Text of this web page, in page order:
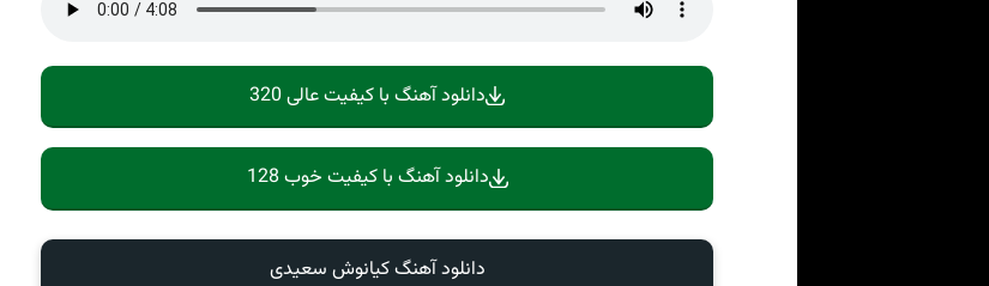
دانلود آهنگ با کیفیت عالی 320
دانلود آهنگ با کیفیت خوب 128
دانلود آهنگ کیانوش سعیدی